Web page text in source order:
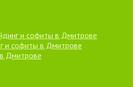
и софиты в Дмитрове
и софиты в Дмитрове
Дмитрове